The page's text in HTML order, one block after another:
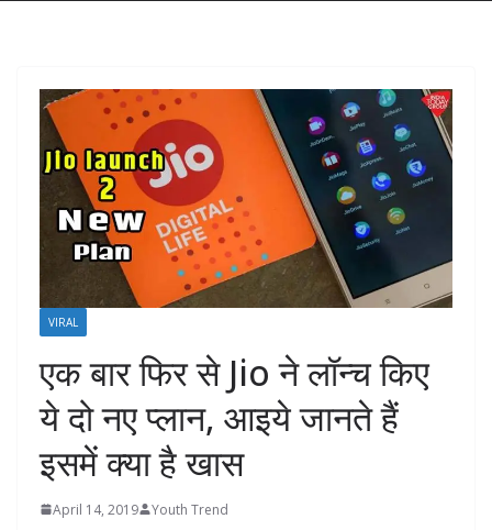
VIRAL
एक बार फिर से Jio ने लॉन्च किए
ये दो नए प्लान, आइये जानते हैं
इसमें क्या है खास
April 14, 2019 Youth Trend